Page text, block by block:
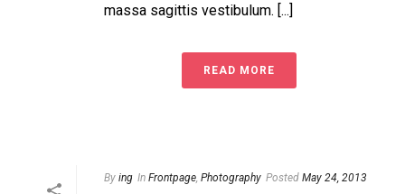
massa sagittis vestibulum. [...]
READ MORE
By ing In Frontpage, Photography Posted May 24, 2013